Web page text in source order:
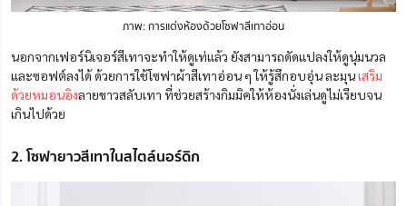
ภาพ: การแต่งห้องด้วยโซฟาสีเทาอ่อน
นอกจากเฟอร์นิเจอร์สีเทาจะทำให้ดูเท่แล้ว ยังสามารถดัดแปลงให้ดูนุ่มนวล
และซอฟต์ลงได้ ด้วยการใช้โซฟาผ้าสีเทาอ่อน ๆ ให้รู้สึกอบอุ่น ละมุนเสริม
ด้วยหมอนอิงลายขาวสลับเทา ที่ช่วยสร้างกิมมิคให้ห้องนั่งเล่นดูไม่เรียบจน
เกินไปด้วย
2. โซฟายาวสีเทาในสไตล์นอร์ดิก